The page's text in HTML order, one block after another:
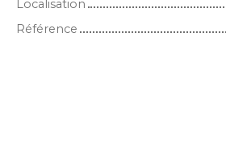
Localisation
Référence